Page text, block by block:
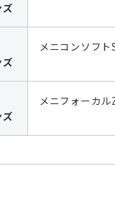
ズ
ズ
メニコンソフト
ズ
メニフォーカル